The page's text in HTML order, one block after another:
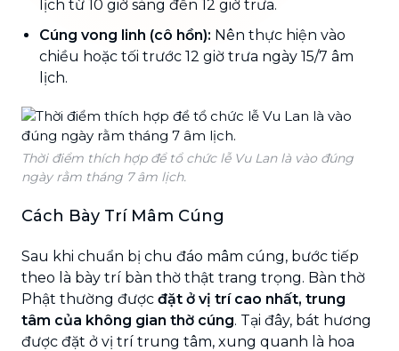
lịch từ 10 giờ sáng đến 12 giờ trưa.
Cúng vong linh (cô hồn): Nên thực hiện vào
chiều hoặc tối trước 12 giờ trưa ngày 15/7 âm
lịch.
Thời điểm thích hợp để tổ chức lễ Vu Lan là vào đúng
ngày rằm tháng 7 âm lịch.
Cách Bày Trí Mâm Cúng
Sau khi chuẩn bị chu đáo mâm cúng, bước tiếp
theo là bày trí bàn thờ thật trang trọng. Bàn thờ
Phật thường được đặt ở vị trí cao nhất, trung
tâm của không gian thờ cúng. Tại đây, bát hương
được đặt ở vị trí trung tâm, xung quanh là hoa